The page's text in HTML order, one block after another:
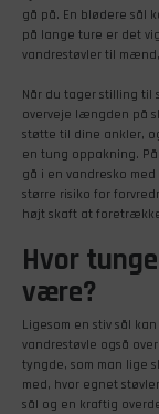
gå på. En blødere sål
på lange ture er det
vandrestøvler til
Når du tager stilling til
overveje længden på
støtte til dine ankler,
en tung oppakning.
gå i en vandresko
større risiko for
højt skaft at
Hvor
være?
Ligesom en stiv sål
vandrestøvle også
tyngde, som man lige
med, hvor egnet
sål og en kraftig